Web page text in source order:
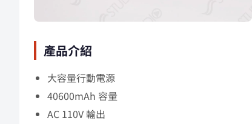
產品介紹
大容量行動電源
40600mAh 容量
AC 110V 輸出